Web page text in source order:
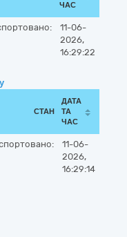
ЧАС
11-06-
2026,
16:29:22
СТАН
ДАТА
ТА
ЧАС
11-06-
2026,
16:29:14